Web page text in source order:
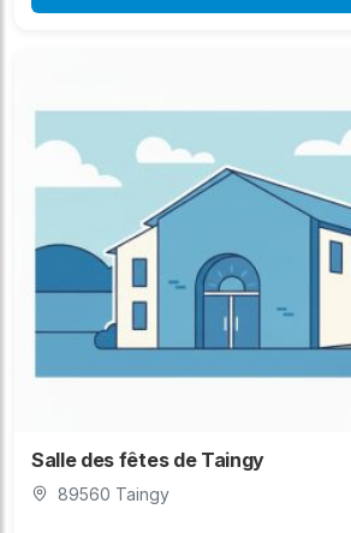
Salle des fêtes de Taingy
89560 Taingy